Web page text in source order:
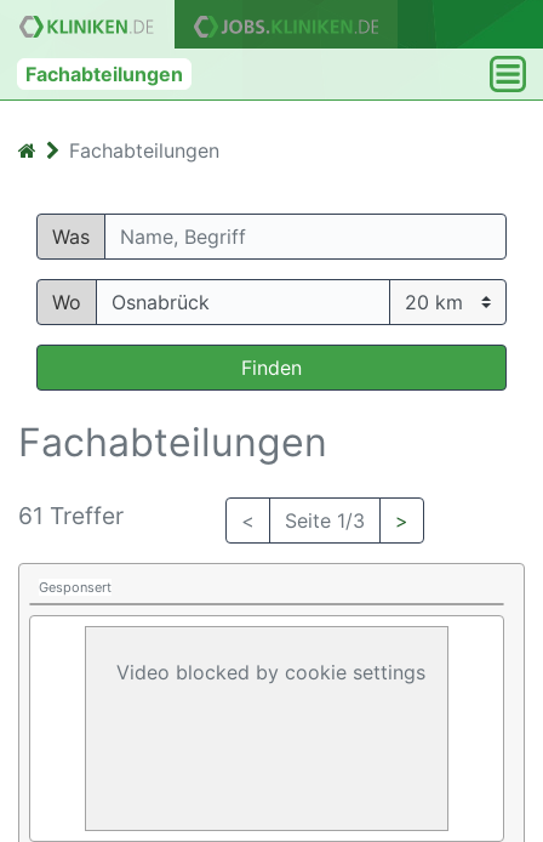
Fachabteilungen
Fachabteilungen
Was
Wo
Finden
Fachabteilungen
61 Treffer < Seite 1/3 >
Gesponsert
Video blocked by cookie settings